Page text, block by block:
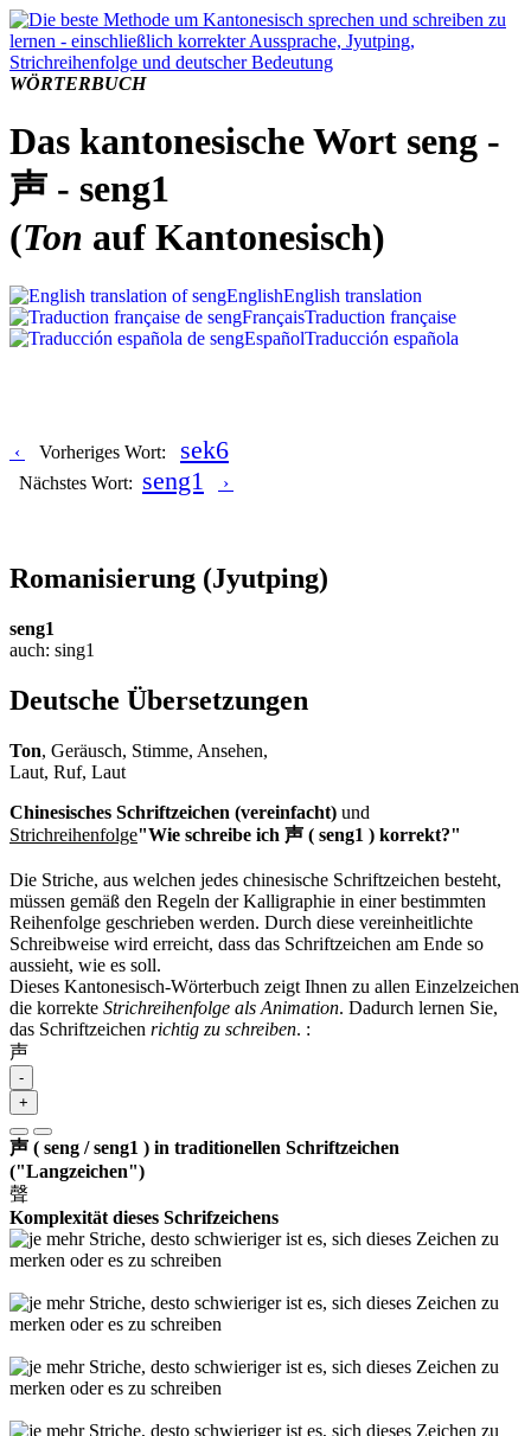
WÖRTERBUCH
Das kantonesische Wort seng -
声 - seng1
(Ton auf Kantonesisch)
EnglishEnglish translation
FrançaisTraduction française
EspañolTraducción española
‹ Vorheriges Wort: sek6
Nächstes Wort: seng1 ›
Romanisierung (Jyutping)
seng1
auch: sing1
Deutsche Übersetzungen
Ton, Geräusch, Stimme, Ansehen,
Laut, Ruf, Laut
Chinesisches Schriftzeichen (vereinfacht) und
Strichreihenfolge"Wie schreibe ich 声 ( seng1 ) korrekt?"
Die Striche, aus welchen jedes chinesische Schriftzeichen besteht,
müssen gemäß den Regeln der Kalligraphie in einer bestimmten
Reihenfolge geschrieben werden. Durch diese vereinheitlichte
Schreibweise wird erreicht, dass das Schriftzeichen am Ende so
aussieht, wie es soll.
Dieses Kantonesisch-Wörterbuch zeigt Ihnen zu allen Einzelzeichen
die korrekte Strichreihenfolge als Animation. Dadurch lernen Sie,
das Schriftzeichen richtig zu schreiben. :
声
-
+
声 ( seng / seng1 ) in traditionellen Schriftzeichen
("Langzeichen")
聲
Komplexität dieses Schrifzeichens